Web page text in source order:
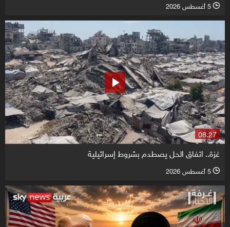
l 5 أغسطس 2026
08:27
غزة.. اتفاق الحل يصطدم بشروط إسرائيلية
l 5 أغسطس 2026